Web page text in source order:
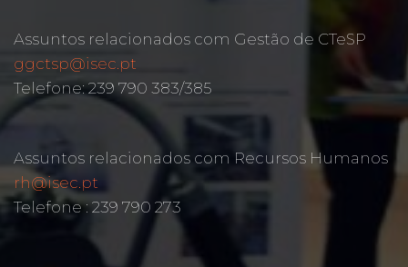
Assuntos relacionados com Gestão de CTeSP
ggctsp@isec.pt
Telefone: 239 790 383/385
Assuntos relacionados com Recursos Humanos
rh@isec.pt
Telefone : 239 790 273